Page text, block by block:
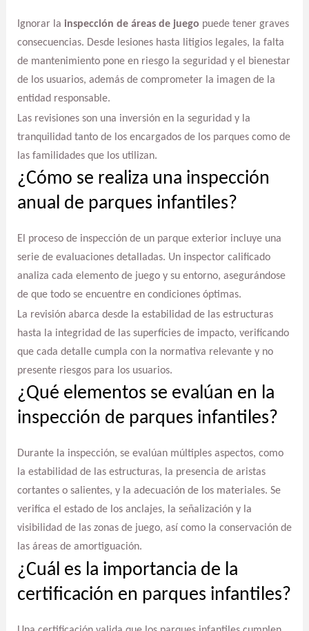
Ignorar la inspección de áreas de juego puede tener graves
consecuencias. Desde lesiones hasta litigios legales, la falta
de mantenimiento pone en riesgo la seguridad y el bienestar
de los usuarios, además de comprometer la imagen de la
entidad responsable.
Las revisiones son una inversión en la seguridad y la
tranquilidad tanto de los encargados de los parques como de
las familidades que los utilizan.
¿Cómo se realiza una inspección
anual de parques infantiles?
El proceso de inspección de un parque exterior incluye una
serie de evaluaciones detalladas. Un inspector calificado
analiza cada elemento de juego y su entorno, asegurándose
de que todo se encuentre en condiciones óptimas.
La revisión abarca desde la estabilidad de las estructuras
hasta la integridad de las superficies de impacto, verificando
que cada detalle cumpla con la normativa relevante y no
presente riesgos para los usuarios.
¿Qué elementos se evalúan en la
inspección de parques infantiles?
Durante la inspección, se evalúan múltiples aspectos, como
la estabilidad de las estructuras, la presencia de aristas
cortantes o salientes, y la adecuación de los materiales. Se
verifica el estado de los anclajes, la señalización y la
visibilidad de las zonas de juego, así como la conservación de
las áreas de amortiguación.
¿Cuál es la importancia de la
certificación en parques infantiles?